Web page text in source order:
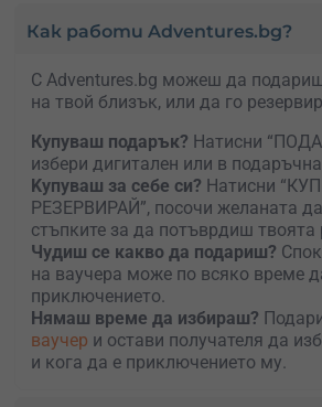
Как работи Adventures.bg?
С Adventures.bg можеш да
на твой близък, или да го
Купуваш подарък? Натисни
избери дигитален или в
Kупуваш за себе си? Натисни
РЕЗЕРВИРАЙ”, посочи желаната
стъпките за да потъврдиш твоята
Чудиш се какво да подариш?
на ваучера може по всяко време
приключението.
Нямаш време да избираш?
ваучер и остави получателя да
и кога да е приключението му.